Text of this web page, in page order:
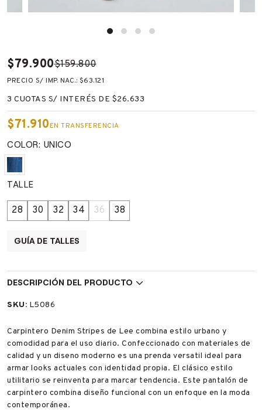
$79.900$159.800
PRECIO S/ IMP. NAC.: $63.121
3 CUOTAS S/ INTERÉS DE $26.633
$71.910EN TRANSFERENCIA
COLOR: UNICO
TALLE
28 30 32 34 36 38
GUÍA DE TALLES
DESCRIPCIÓN DEL PRODUCTO
SKU: L5086
Carpintero Denim Stripes de Lee combina estilo urbano y
comodidad para el uso diario. Confeccionado con materiales de
calidad y un diseno moderno es una prenda versatil ideal para
armar looks actuales con identidad propia. El clásico estilo
utilitario se reinventa para marcar tendencia. Este pantalón de
carpintero combina diseño funcional con un enfoque en la moda
contemporánea.